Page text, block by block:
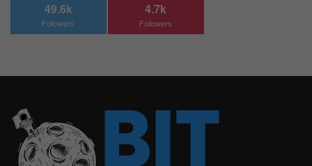
49.6k
Followers
4.7k
Followers